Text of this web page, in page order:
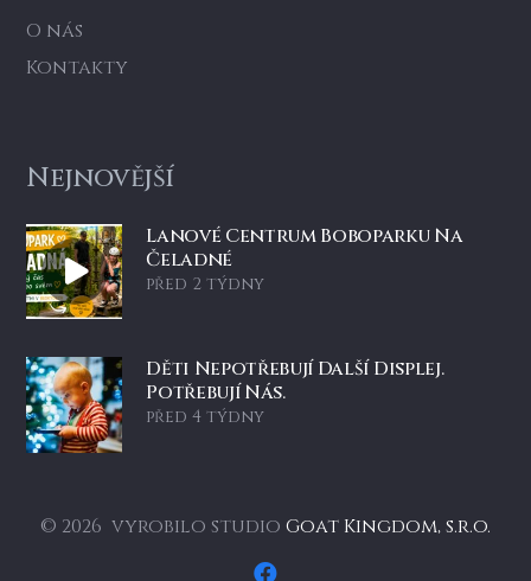
O nás
Kontakty
Nejnovější
Lanové Centrum Boboparku Na
Čeladné
před 2 týdny
Děti Nepotřebují Další Displej.
Potřebují Nás.
před 4 týdny
© 2026 vyrobilo studio Goat Kingdom, s.r.o.